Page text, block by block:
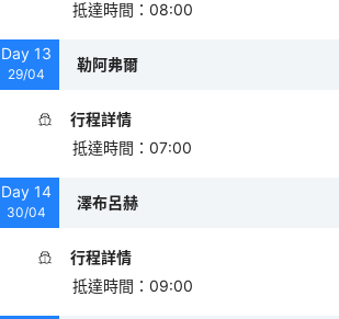
抵達時間 ： 08:00
Day 13
29/04
勒阿弗爾
行程詳情
抵達時間 ： 07:00
Day 14
30/04
澤布呂赫
行程詳情
抵達時間 ： 09:00